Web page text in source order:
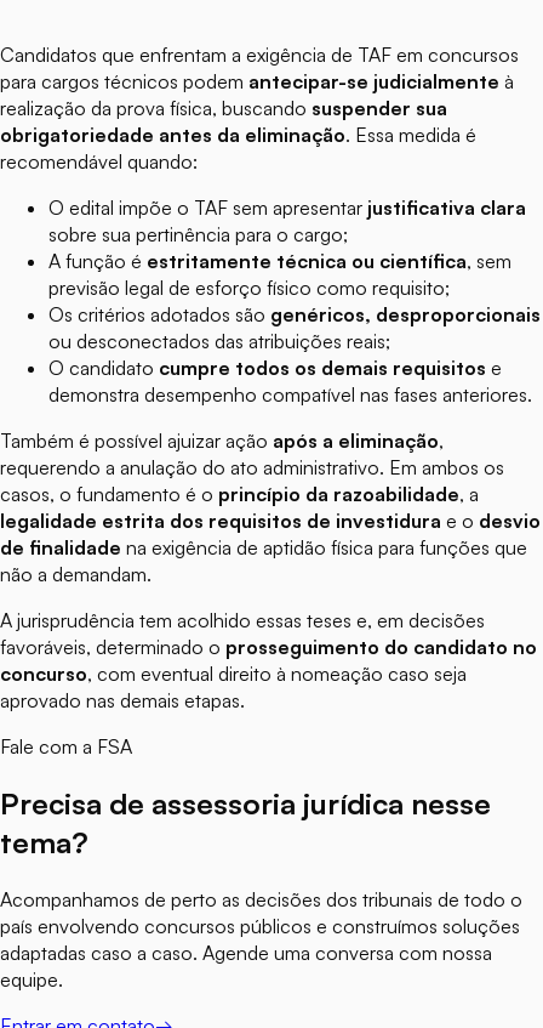
Candidatos que enfrentam a exigência de TAF em concursos
para cargos técnicos podem antecipar-se judicialmente à
realização da prova física, buscando suspender sua
obrigatoriedade antes da eliminação. Essa medida é
recomendável quando:
O edital impõe o TAF sem apresentar justificativa clara
sobre sua pertinência para o cargo;
A função é estritamente técnica ou científica, sem
previsão legal de esforço físico como requisito;
Os critérios adotados são genéricos, desproporcionais
ou desconectados das atribuições reais;
O candidato cumpre todos os demais requisitos e
demonstra desempenho compatível nas fases anteriores.
Também é possível ajuizar ação após a eliminação,
requerendo a anulação do ato administrativo. Em ambos os
casos, o fundamento é o princípio da razoabilidade, a
legalidade estrita dos requisitos de investidura e o desvio
de finalidade na exigência de aptidão física para funções que
não a demandam.
A jurisprudência tem acolhido essas teses e, em decisões
favoráveis, determinado o prosseguimento do candidato no
concurso, com eventual direito à nomeação caso seja
aprovado nas demais etapas.
Fale com a FSA
Precisa de assessoria jurídica nesse
tema?
Acompanhamos de perto as decisões dos tribunais de todo o
país envolvendo concursos públicos e construímos soluções
adaptadas caso a caso. Agende uma conversa com nossa
equipe.